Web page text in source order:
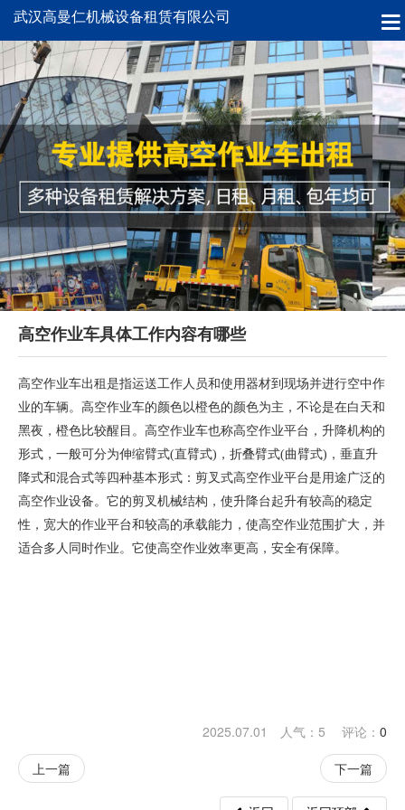
武汉高曼仁机械设备租赁有限公司
高空作业车具体工作内容有哪些
高空作业车出租是指运送工作人员和使用器材到现场并进行空中作
业的车辆。高空作业车的颜色以橙色的颜色为主，不论是在白天和
黑夜，橙色比较醒目。高空作业车也称高空作业平台，升降机构的
形式，一般可分为伸缩臂式(直臂式)，折叠臂式(曲臂式)，垂直升
降式和混合式等四种基本形式：剪叉式高空作业平台是用途广泛的
高空作业设备。它的剪叉机械结构，使升降台起升有较高的稳定
性，宽大的作业平台和较高的承载能力，使高空作业范围扩大，并
适合多人同时作业。它使高空作业效率更高，安全有保障。
2025.07.01 人气： 5 评论： 0
上一篇 下一篇